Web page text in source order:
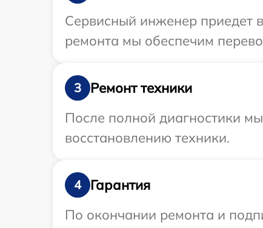
Сервисный инженер приедет
ремонта мы обеспечим
3
Ремонт техники
После полной диагностики
восстановлению техники.
4
Гарантия
По окончании ремонта и